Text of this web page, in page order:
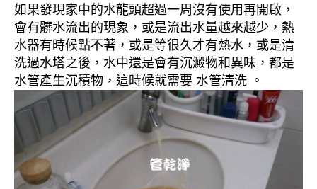
如果發現家中的水龍頭超過一周沒有使用再開啟，
會有髒水流出的現象，或是流出水量越來越少，熱
水器有時候點不著，或是等很久才有熱水，或是清
洗過水塔之後，水中還是會有沉澱物和異味，都是
水管產生沉積物，這時候就需要 水管清洗 。